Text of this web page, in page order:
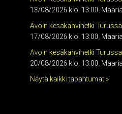
13/08/2026 klo. 13:00,
Avoin kesäkahvihetki Turussa
17/08/2026 klo. 13:00,
Avoin kesäkahvihetki Turussa
20/08/2026 klo. 13:00,
Näytä kaikki tapahtumat »